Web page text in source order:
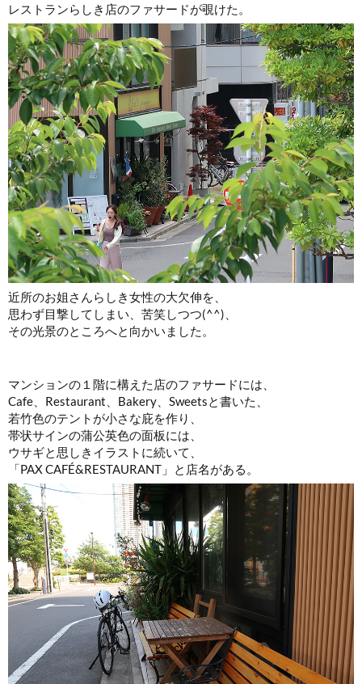
レストランらしき店のファサードが覗けた。
近所のお姐さんらしき女性の大欠伸を、
思わず目撃してしまい、苦笑しつつ(^^)、
その光景のところへと向かいました。
マンションの１階に構えた店のファサードには、
Cafe、Restaurant、Bakery、Sweetsと書いた、
若竹色のテントが小さな庇を作り、
帯状サインの蒲公英色の面板には、
ウサギと思しきイラストに続いて、
「PAX CAFÉ&RESTAURANT」と店名がある。